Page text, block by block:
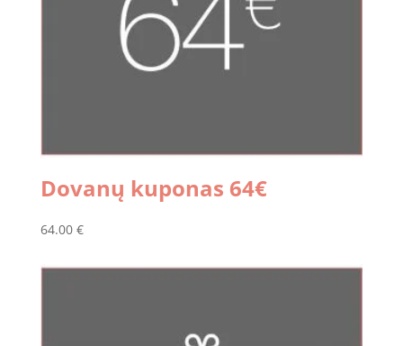
Dovanų kuponas 64€
64.00 €